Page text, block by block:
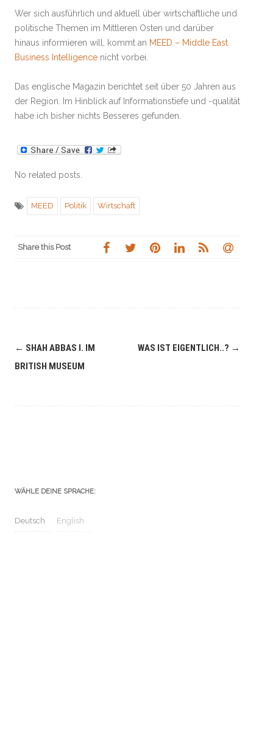
Wer sich ausführlich und aktuell über wirtschaftliche und
politische Themen im Mittleren Osten und darüber
hinaus informieren will, kommt an MEED – Middle East
Business Intelligence nicht vorbei.
Das englische Magazin berichtet seit über 50 Jahren aus
der Region. Im Hinblick auf Informationstiefe und -qualität
habe ich bisher nichts Besseres gefunden.
No related posts.
MEED Politik Wirtschaft
Share this Post
Navigation
(Beiträge)
← SHAH ABBAS I. IM
BRITISH MUSEUM
WAS IST EIGENTLICH..? →
WÄHLE DEINE SPRACHE:
Deutsch English